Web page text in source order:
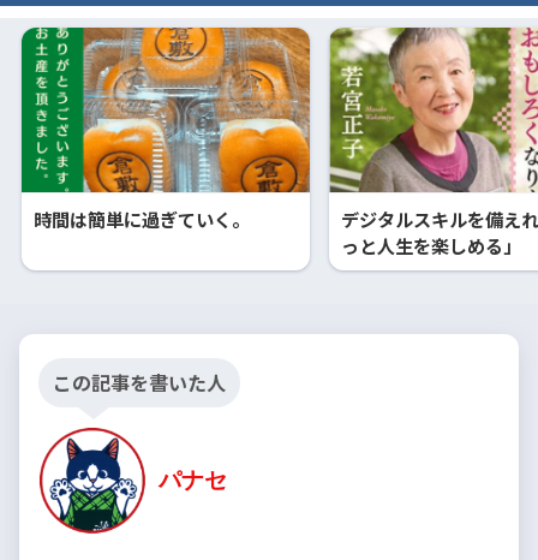
時間は簡単に過ぎていく。
デジタルスキルを備え
っと人生を楽しめる」
この記事を書いた人
パナセ